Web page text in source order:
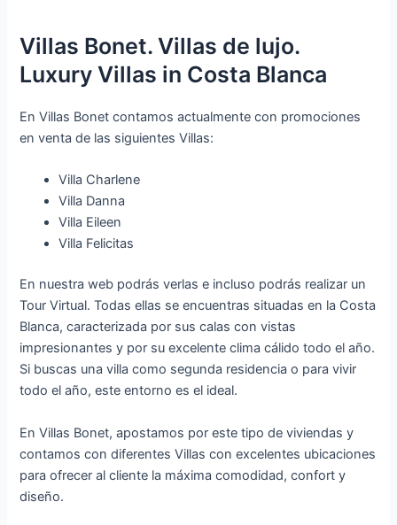
Villas Bonet. Villas de lujo.
Luxury Villas in Costa Blanca
En Villas Bonet contamos actualmente con promociones
en venta de las siguientes Villas:
Villa Charlene
Villa Danna
Villa Eileen
Villa Felicitas
En nuestra web podrás verlas e incluso podrás realizar un
Tour Virtual. Todas ellas se encuentras situadas en la Costa
Blanca, caracterizada por sus calas con vistas
impresionantes y por su excelente clima cálido todo el año.
Si buscas una villa como segunda residencia o para vivir
todo el año, este entorno es el ideal.
En Villas Bonet, apostamos por este tipo de viviendas y
contamos con diferentes Villas con excelentes ubicaciones
para ofrecer al cliente la máxima comodidad, confort y
diseño.